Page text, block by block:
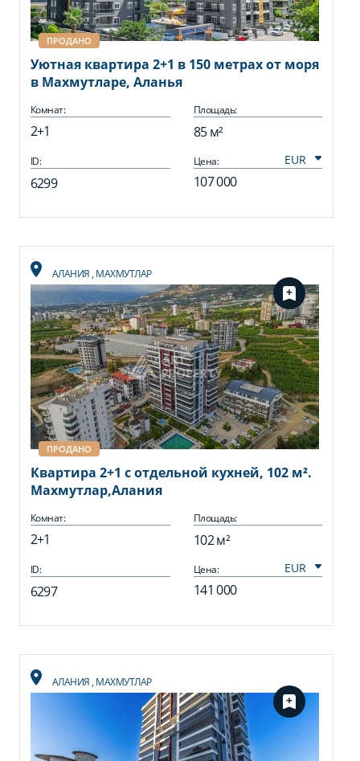
ПРОДАНО
Уютная квартира 2+1 в 150 метрах от моря
в Махмутларе, Аланья
Комнат:
2+1
Площадь:
85 м²
ID:
6299
Цена:
107 000
АЛАНИЯ, МАХМУТЛАР
ПРОДАНО
Квартира 2+1 с отдельной кухней, 102 м².
Махмутлар,Алания
Комнат:
2+1
Площадь:
102 м²
ID:
6297
Цена:
141 000
АЛАНИЯ, МАХМУТЛАР